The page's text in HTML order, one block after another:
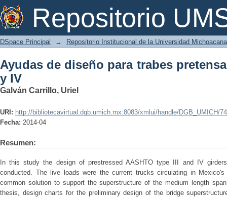
Repositorio
Ayudas de diseño para trabes
DSpace Principal → Repositorio Institucional de la Universidad
Ayudas de diseño para trabes
y IV
Galván Carrillo, Uriel
URI: http://bibliotecavirtual.dgb.umich.mx:8083/xmlui/handle/DGB_UMICH/
Fecha: 2014-04
Resumen:
In this study the design of prestressed AASHTO type III and IV
conducted. The live loads were the current trucks circulating in
common solution to support the superstructure of the medium length
thesis, design charts for the preliminary design of the bridge